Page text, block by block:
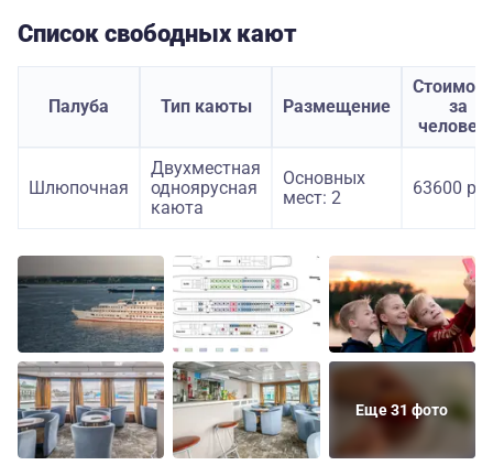
Список свободных кают
Палуба Тип каюты Размещение
за
Шлюпочная
Двухместная
одноярусная
каюта
Основных
мест: 2
63600
Еще 31 фото